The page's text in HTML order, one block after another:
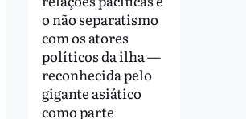
o não separatismo
com os atores
políticos da ilha —
reconhecida pelo
gigante asiático
como parte